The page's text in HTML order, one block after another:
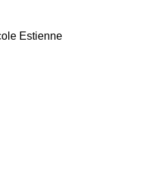
Estienne